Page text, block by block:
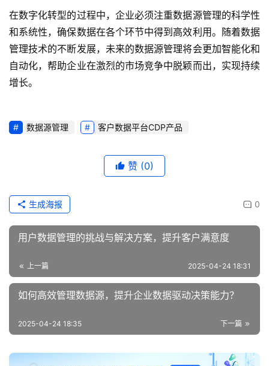
在数字化转型的过程中，企业必须注重数据源管理的科学性
和系统性，确保数据在各个环节中得到高效利用。随着数据
管理技术的不断发展，未来的数据源管理将会更加智能化和
自动化，帮助企业在激烈的市场竞争中脱颖而出，实现持续
增长。
数据源管理 客户数据平台CDP产品
赞 (0)
0
生成海报
用户数据管理的挑战与解决方案，提升客户满意度
上一篇 2025-04-24 18:31
如何高效管理数据源，提升企业数据驱动决策能力？
下一篇
2025-04-24 18:35